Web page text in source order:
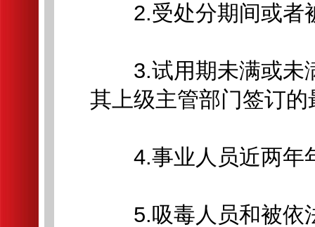
2.受处分期间或者
3.试用期未满或未
其上级主管部门签订
4.事业人员近两年
5.吸毒人员和被依